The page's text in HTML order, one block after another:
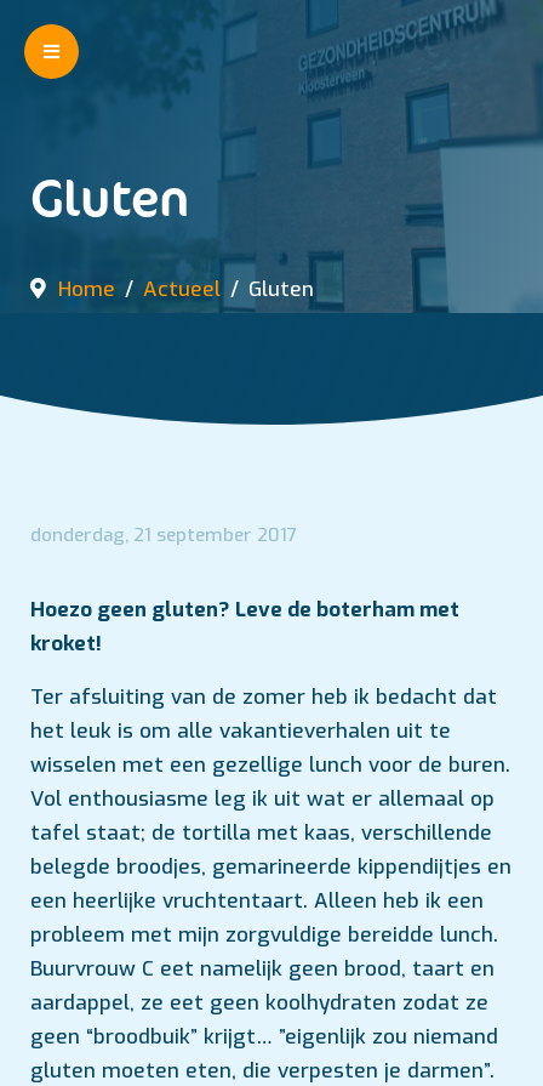
Gluten
Home Actueel Gluten
donderdag, 21 september 2017
Hoezo geen gluten? Leve de boterham met
kroket!
Ter afsluiting van de zomer heb ik bedacht dat
het leuk is om alle vakantieverhalen uit te
wisselen met een gezellige lunch voor de buren.
Vol enthousiasme leg ik uit wat er allemaal op
tafel staat; de tortilla met kaas, verschillende
belegde broodjes, gemarineerde kippendijtjes en
een heerlijke vruchtentaart. Alleen heb ik een
probleem met mijn zorgvuldige bereidde lunch.
Buurvrouw C eet namelijk geen brood, taart en
aardappel, ze eet geen koolhydraten zodat ze
geen “broodbuik” krijgt… ”eigenlijk zou niemand
gluten moeten eten, die verpesten je darmen”.